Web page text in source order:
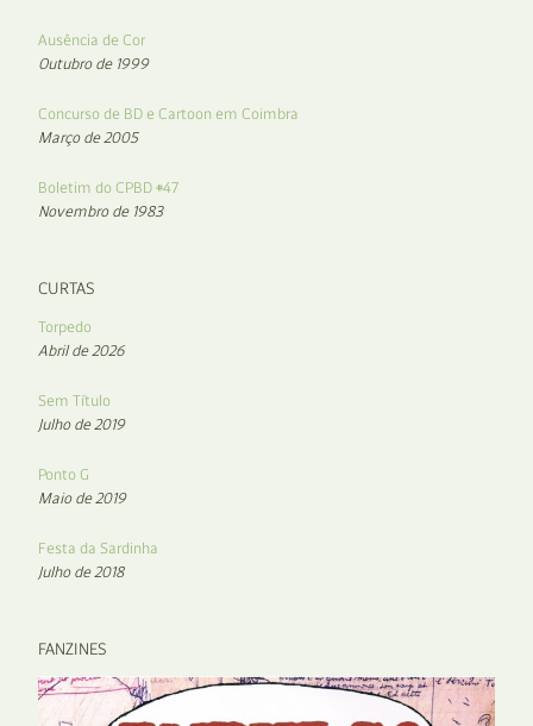
Ausência de Cor
Outubro de 1999
Concurso de BD e Cartoon em Coimbra
Março de 2005
Boletim do CPBD #47
Novembro de 1983
CURTAS
Torpedo
Abril de 2026
Sem Título
Julho de 2019
Ponto G
Maio de 2019
Festa da Sardinha
Julho de 2018
FANZINES